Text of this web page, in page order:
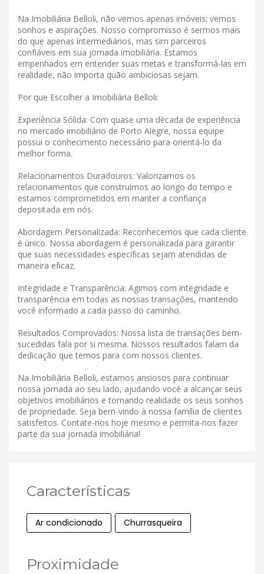
Na Imobiliária Belloli, não vemos apenas imóveis; vemos
sonhos e aspirações. Nosso compromisso é sermos mais
do que apenas intermediários, mas sim parceiros
confiáveis ​​em sua jornada imobiliária. Estamos
empenhados em entender suas metas e transformá-las em
realidade, não importa quão ambiciosas sejam.
Por que Escolher a Imobiliária Belloli:
Experiência Sólida: Com quase uma década de experiência
no mercado imobiliário de Porto Alegre, nossa equipe
possui o conhecimento necessário para orientá-lo da
melhor forma.
Relacionamentos Duradouros: Valorizamos os
relacionamentos que construímos ao longo do tempo e
estamos comprometidos em manter a confiança
depositada em nós.
Abordagem Personalizada: Reconhecemos que cada cliente
é único. Nossa abordagem é personalizada para garantir
que suas necessidades específicas sejam atendidas de
maneira eficaz.
Integridade e Transparência: Agimos com integridade e
transparência em todas as nossas transações, mantendo
você informado a cada passo do caminho.
Resultados Comprovados: Nossa lista de transações bem-
sucedidas fala por si mesma. Nossos resultados falam da
dedicação que temos para com nossos clientes.
Na Imobiliária Belloli, estamos ansiosos para continuar
nossa jornada ao seu lado, ajudando você a alcançar seus
objetivos imobiliários e tornando realidade os seus sonhos
de propriedade. Seja bem-vindo à nossa família de clientes
satisfeitos. Contate-nos hoje mesmo e permita-nos fazer
parte da sua jornada imobiliária!
Características
Ar condicionado Churrasqueira
Proximidade